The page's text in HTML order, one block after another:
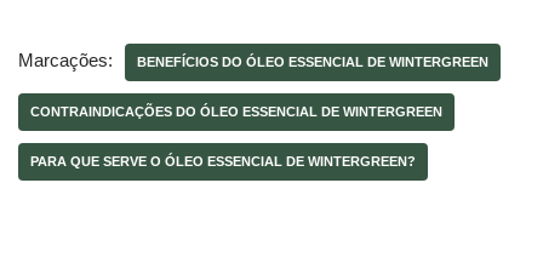
Marcações: BENEFÍCIOS DO ÓLEO ESSENCIAL DE WINTERGREEN
CONTRAINDICAÇÕES DO ÓLEO ESSENCIAL DE WINTERGREEN
PARA QUE SERVE O ÓLEO ESSENCIAL DE WINTERGREEN?